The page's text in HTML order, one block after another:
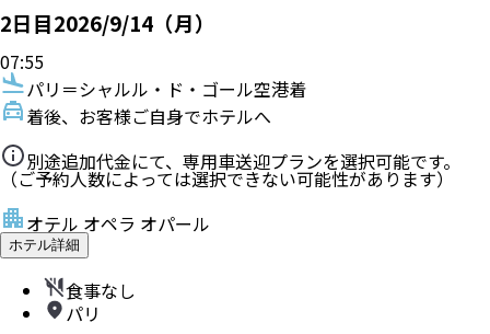
2日目2026/9/14（月）
07:55
パリ＝シャルル・ド・ゴール空港着
着後、お客様ご自身でホテルへ
別途追加代金にて、専用車送迎プランを選択可能です。
（ご予約人数によっては選択できない可能性があります）
オテル オペラ オパール
ホテル詳細
食事なし
パリ